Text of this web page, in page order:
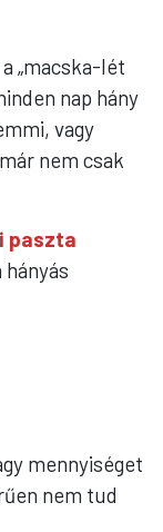
„macska-lét
nap hány
vagy
nem csak
paszta
mennyiséget
nem tud